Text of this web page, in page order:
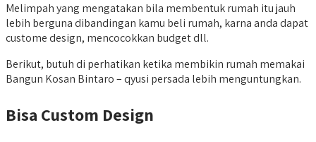
Melimpah yang mengatakan bila membentuk rumah itu jauh
lebih berguna dibandingan kamu beli rumah, karna anda dapat
custome design, mencocokkan budget dll.
Berikut, butuh di perhatikan ketika membikin rumah memakai
Bangun Kosan Bintaro – qyusi persada lebih menguntungkan.
Bisa Custom Design